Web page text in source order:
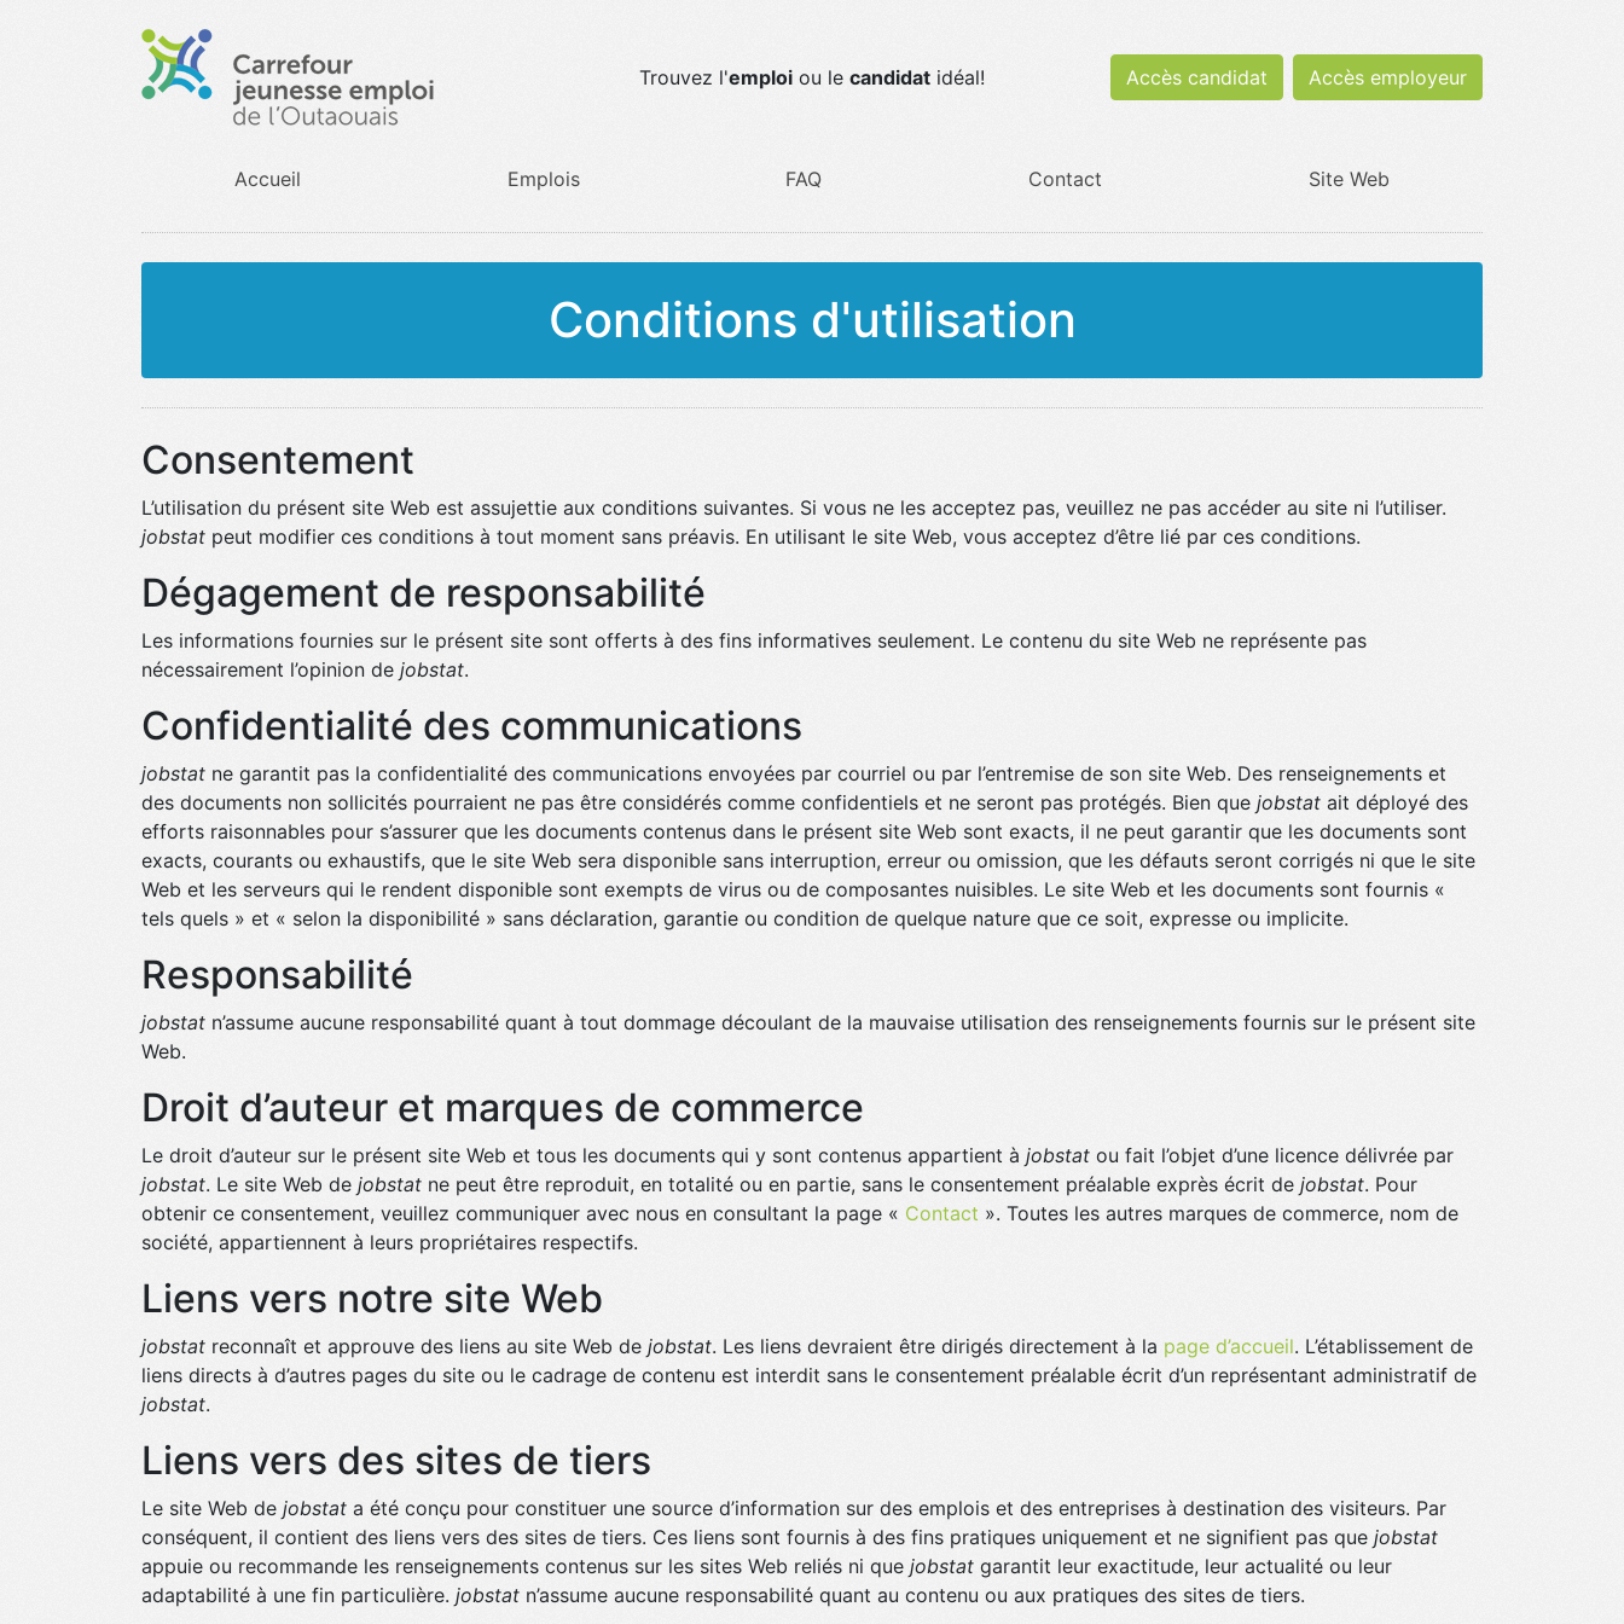
Trouvez l'emploi ou le candidat idéal! Accès candidat Accès employeur
Accueil Emplois FAQ Contact Site Web
Conditions d'utilisation
Consentement
L’utilisation du présent site Web est assujettie aux conditions suivantes. Si vous ne les acceptez pas, veuillez ne pas accéder au site ni l’utiliser.
jobstat peut modifier ces conditions à tout moment sans préavis. En utilisant le site Web, vous acceptez d’être lié par ces conditions.
Dégagement de responsabilité
Les informations fournies sur le présent site sont offerts à des fins informatives seulement. Le contenu du site Web ne représente pas
nécessairement l’opinion de jobstat.
Confidentialité des communications
jobstat ne garantit pas la confidentialité des communications envoyées par courriel ou par l’entremise de son site Web. Des renseignements et
des documents non sollicités pourraient ne pas être considérés comme confidentiels et ne seront pas protégés. Bien que jobstat ait déployé des
efforts raisonnables pour s’assurer que les documents contenus dans le présent site Web sont exacts, il ne peut garantir que les documents sont
exacts, courants ou exhaustifs, que le site Web sera disponible sans interruption, erreur ou omission, que les défauts seront corrigés ni que le site
Web et les serveurs qui le rendent disponible sont exempts de virus ou de composantes nuisibles. Le site Web et les documents sont fournis «
tels quels » et « selon la disponibilité » sans déclaration, garantie ou condition de quelque nature que ce soit, expresse ou implicite.
Responsabilité
jobstat n’assume aucune responsabilité quant à tout dommage découlant de la mauvaise utilisation des renseignements fournis sur le présent site
Web.
Droit d’auteur et marques de commerce
Le droit d’auteur sur le présent site Web et tous les documents qui y sont contenus appartient à jobstat ou fait l’objet d’une licence délivrée par
jobstat. Le site Web de jobstat ne peut être reproduit, en totalité ou en partie, sans le consentement préalable exprès écrit de jobstat. Pour
obtenir ce consentement, veuillez communiquer avec nous en consultant la page « Contact ». Toutes les autres marques de commerce, nom de
société, appartiennent à leurs propriétaires respectifs.
Liens vers notre site Web
jobstat reconnaît et approuve des liens au site Web de jobstat. Les liens devraient être dirigés directement à la page d’accueil. L’établissement de
liens directs à d’autres pages du site ou le cadrage de contenu est interdit sans le consentement préalable écrit d’un représentant administratif de
jobstat.
Liens vers des sites de tiers
Le site Web de jobstat a été conçu pour constituer une source d’information sur des emplois et des entreprises à destination des visiteurs. Par
conséquent, il contient des liens vers des sites de tiers. Ces liens sont fournis à des fins pratiques uniquement et ne signifient pas que jobstat
appuie ou recommande les renseignements contenus sur les sites Web reliés ni que jobstat garantit leur exactitude, leur actualité ou leur
adaptabilité à une fin particulière. jobstat n’assume aucune responsabilité quant au contenu ou aux pratiques des sites de tiers.